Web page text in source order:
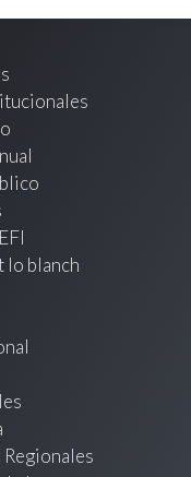
blanch